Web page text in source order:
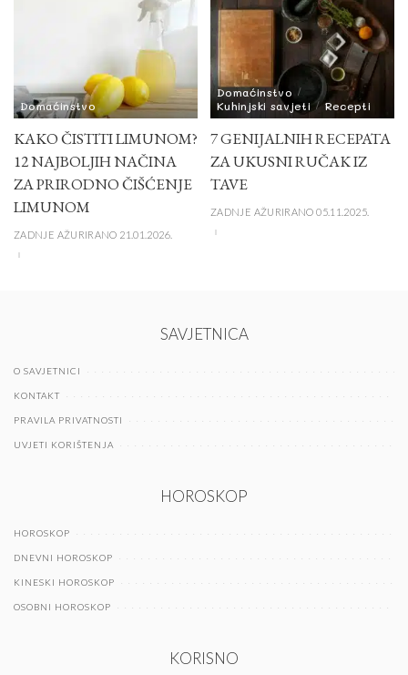
Domaćinstvo
KAKO ČISTITI LIMUNOM?
12 NAJBOLJIH NAČINA
ZA PRIRODNO ČIŠĆENJE
LIMUNOM
ZADNJE AŽURIRANO 21.01.2026.
Domaćinstvo
Kuhinjski savjeti
Recepti
7 GENIJALNIH RECEPATA
ZA UKUSNI RUČAK IZ
TAVE
ZADNJE AŽURIRANO 05.11.2025.
SAVJETNICA
O SAVJETNICI
KONTAKT
PRAVILA PRIVATNOSTI
UVJETI KORIŠTENJA
HOROSKOP
HOROSKOP
DNEVNI HOROSKOP
KINESKI HOROSKOP
OSOBNI HOROSKOP
KORISNO